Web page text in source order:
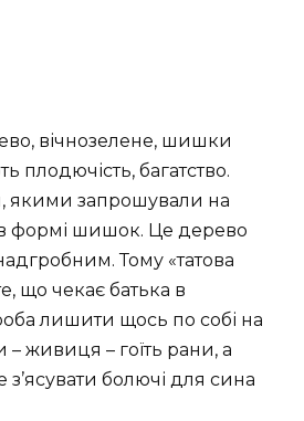
вічнозелене, шишки
плодючість, багатство.
якими запрошували на
в формі шишок. Це дерево
Тому «татова
що чекає батька в
лишити щось по собі на
– живиця – гоїть рани, а
болючі для сина